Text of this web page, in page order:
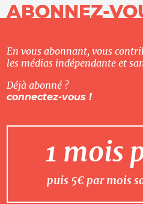
ABONNEZ-
En vous abonnant, vous
les médias indépendante et
Déjà abonné ?
connectez-vous !
1 mois
puis 5€ par mois